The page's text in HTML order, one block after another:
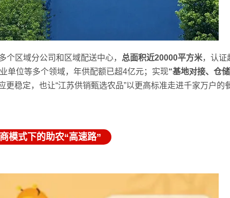
区域分公司和区域配送中心， 总面积近20000平方米，认证
单位等多个领域，年供配额已超4亿元；实现“基地对接、仓
稳定，也让“江苏供销甄选农品”以更高标准走进千家万户的
模式下的助农“高速路”